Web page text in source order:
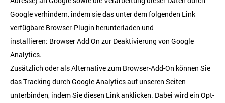
Google verhindern, indem sie das unter dem folgenden Link
verfügbare Browser-Plugin herunterladen und
installieren: Browser Add On zur Deaktivierung von Google
Analytics.
Zusätzlich oder als Alternative zum Browser-Add-On können Sie
das Tracking durch Google Analytics auf unseren Seiten
unterbinden, indem Siediesen Link anklicken. Dabei wird ein Opt-